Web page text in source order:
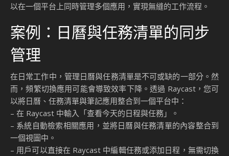
以在一個平台上同時管理多個應用，實現無縫的工作流程。
案例：日曆與任務清單的同步
管理
在日常工作中，管理日曆與任務清單是不可或缺的一部分。然
而，頻繁切換應用可能會導致效率下降。透過 Raycast，您可
以將日曆、任務清單與筆記應用整合到一個平台中：
– 在 Raycast 中輸入「查看今天的日程與任務」。
– 系統自動檢索相關應用，並將日曆與任務清單的內容整合到
一個視圖中。
– 用戶可以直接在 Raycast 中編輯任務或添加日程，無需切換